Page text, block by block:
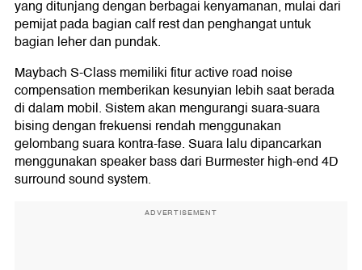
yang ditunjang dengan berbagai kenyamanan, mulai dari
pemijat pada bagian calf rest dan penghangat untuk
bagian leher dan pundak.
Maybach S-Class memiliki fitur active road noise
compensation memberikan kesunyian lebih saat berada
di dalam mobil. Sistem akan mengurangi suara-suara
bising dengan frekuensi rendah menggunakan
gelombang suara kontra-fase. Suara lalu dipancarkan
menggunakan speaker bass dari Burmester high-end 4D
surround sound system.
ADVERTISEMENT